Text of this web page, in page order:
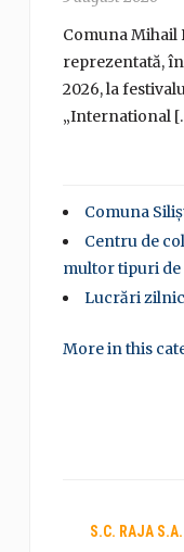
Comuna Mihail
reprezentată,
2026, la
„International
Comuna
Centru de
multor tipuri de
Lucrări
More in this
S.C. RAJA S.A.